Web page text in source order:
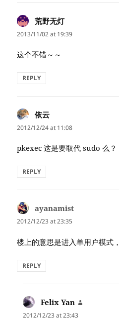
荒野无灯says:
2013/11/02 at 19:39
这个不错～～
REPLY
依云
2012/12/24 at 11:08
pkexec 这是要取代 sudo 么？
REPLY
ayanamist
2012/12/23 at 23:35
楼上的意思是进入单用户模式
REPLY
Felix Yan
2012/12/23 at 23:43